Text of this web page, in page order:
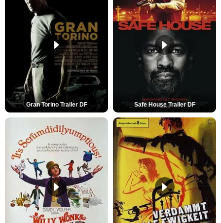
Gran Torino Trailer DF Safe House Trailer DF